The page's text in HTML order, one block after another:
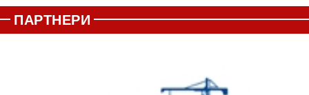
ПАРТНЕРИ